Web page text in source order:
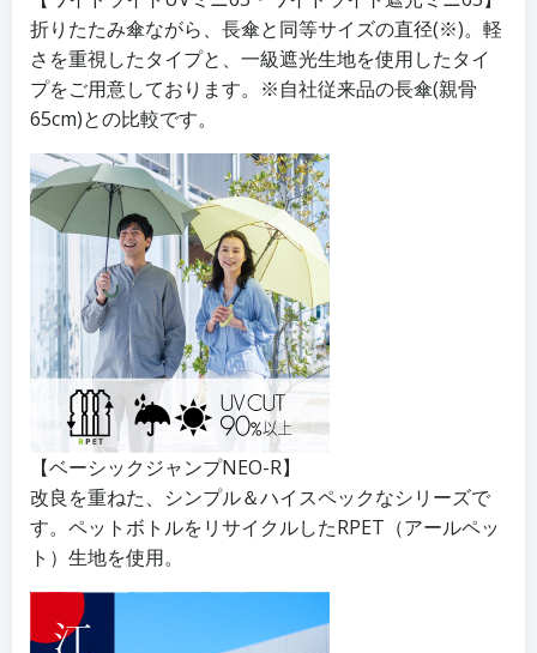
折りたたみ傘ながら、長傘と同等サイズの直径(※)。軽
さを重視したタイプと、一級遮光生地を使用したタイ
プをご用意しております。※自社従来品の長傘(親骨
65cm)との比較です。
【ベーシックジャンプNEO-R】
改良を重ねた、シンプル＆ハイスペックなシリーズで
す。ペットボトルをリサイクルしたRPET（アールペッ
ト）生地を使用。